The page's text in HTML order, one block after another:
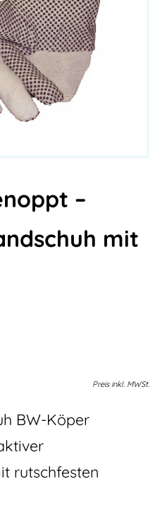
–
mit
Preis inkl. MWSt.
BW-Köper
rutschfesten